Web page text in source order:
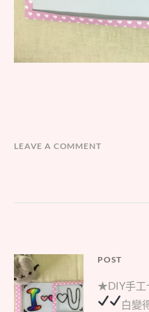
LEAVE A COMMENT
文
章
導
POST
Parent
post:
★DIY手工
白變